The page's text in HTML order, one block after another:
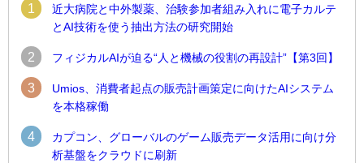
1
近大病院と中外製薬、治験参加者組み入れに電子カルテ
とAI技術を使う抽出方法の研究開始
2 フィジカルAIが迫る“人と機械の役割の再設計”【第3回】
3
Umios、消費者起点の販売計画策定に向けたAIシステム
を本格稼働
4
カプコン、グローバルのゲーム販売データ活用に向け分
析基盤をクラウドに刷新